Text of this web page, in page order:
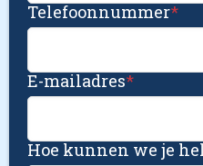
Telefoonnummer*
E-mailadres*
Hoe kunnen we je